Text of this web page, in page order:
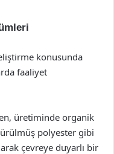
konusunda
faaliyet
üretiminde organik
polyester gibi
çevreye duyarlı bir